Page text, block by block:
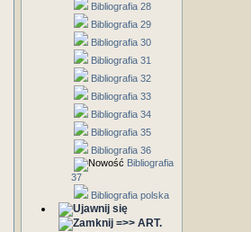
Bibliografia 28
Bibliografia 29
Bibliografia 30
Bibliografia 31
Bibliografia 32
Bibliografia 33
Bibliografia 34
Bibliografia 35
Bibliografia 36
Bibliografia
37
Bibliografia polska
=>> ART.